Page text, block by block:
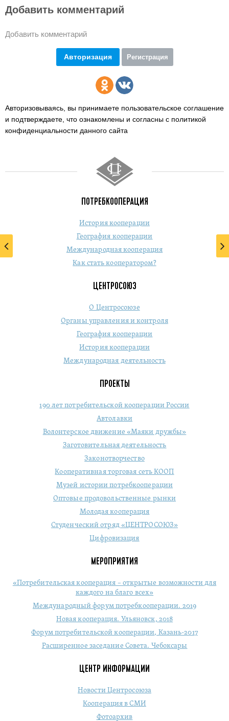
Добавить комментарий
Добавить комментарий
Авторизация Регистрация
Авторизовываясь, вы принимаете пользовательское соглашение
и подтверждаете, что ознакомлены и согласны с политикой
конфиденциальности данного сайта
ПОТРЕБКООПЕРАЦИЯ
История кооперации
География кооперации
Международная кооперация
Как стать кооператором?
ЦЕНТРОСОЮЗ
О Центросоюзе
Органы управления и контроля
География кооперации
История кооперации
Международная деятельность
ПРОЕКТЫ
190 лет потребительской кооперации России
Автолавки
Волонтерское движение «Маяки дружбы»
Заготовительная деятельность
Законотворчество
Кооперативная торговая сеть КООП
Музей истории потребкооперации
Оптовые продовольственные рынки
Молодая кооперация
Студенческий отряд «ЦЕНТРОСОЮЗ»
Цифровизация
МЕРОПРИЯТИЯ
«Потребительская кооперация – открытые возможности для
каждого на благо всех»
Международный форум потребкооперации. 2019
Новая кооперация. Ульяновск, 2018
Форум потребительской кооперации, Казань-2017
Расширенное заседание Совета. Чебоксары
ЦЕНТР ИНФОРМАЦИИ
Новости Центросоюза
Кооперация в СМИ
Фотоархив